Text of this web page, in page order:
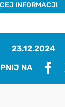
INFORMACJI
23.12.2024
NA